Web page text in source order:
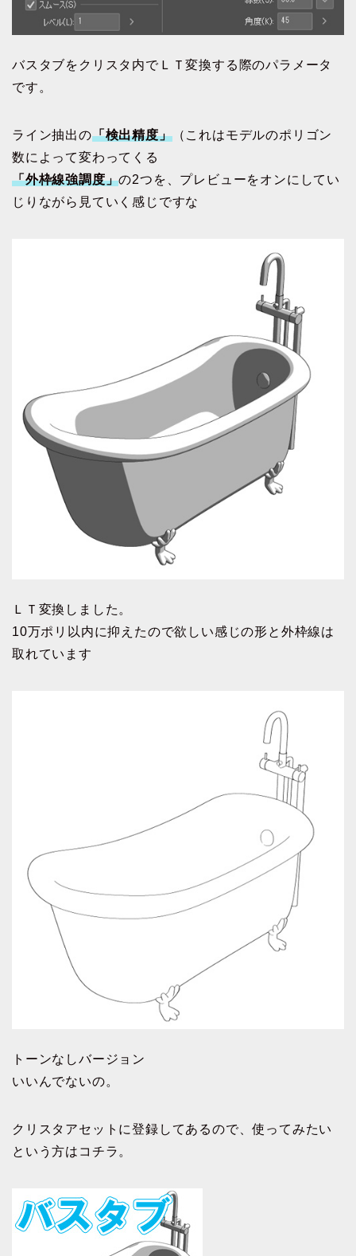
バスタブをクリスタ内でＬＴ変換する際のパラメータ
です。
ライン抽出の「検出精度」（これはモデルのポリゴン
数によって変わってくる
「外枠線強調度」の2つを、プレビューをオンにしてい
じりながら見ていく感じですな
ＬＴ変換しました。
10万ポリ以内に抑えたので欲しい感じの形と外枠線は
取れています
トーンなしバージョン
いいんでないの。
クリスタアセットに登録してあるので、使ってみたい
という方はコチラ。